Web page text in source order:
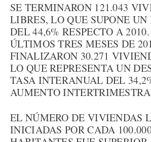
SE TERMINARON 121.043
LIBRES, LO QUE SUPONE UN
DEL 44,6% RESPECTO A
ÚLTIMOS TRES MESES DE
FINALIZARON 30.271
LO QUE REPRESENTA UN
TASA INTERANUAL DEL
AUMENTO
EL NÚMERO DE VIVIENDAS
INICIADAS POR CADA